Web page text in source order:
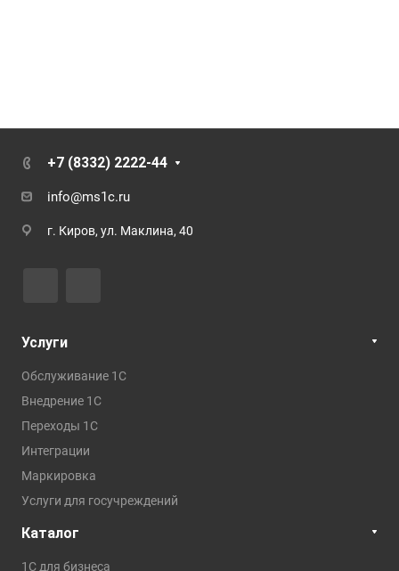
+7 (8332) 2222-44
info@ms1c.ru
г. Киров, ул. Маклина, 40
Услуги
Обслуживание 1С
Внедрение 1С
Переходы 1С
Интеграции
Маркировка
Услуги для госучреждений
Каталог
1С для бизнеса